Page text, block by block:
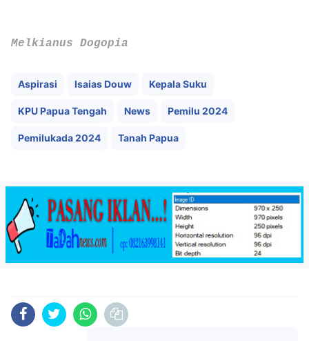
Melkianus Dogopia
Aspirasi Isaias Douw Kepala Suku
KPU Papua Tengah News Pemilu 2024
Pemilukada 2024 Tanah Papua